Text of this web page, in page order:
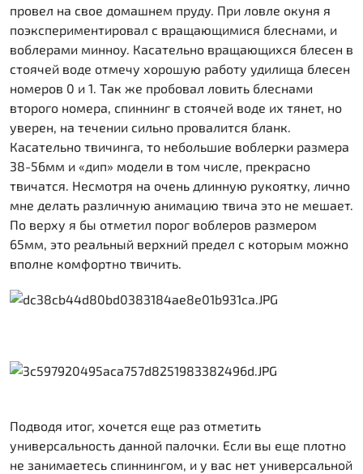
провел на свое домашнем пруду. При ловле окуня я
поэкспериментировал с вращающимися блеснами, и
воблерами минноу. Касательно вращающихся блесен в
стоячей воде отмечу хорошую работу удилища блесен
номеров 0 и 1. Так же пробовал ловить блеснами
второго номера, спиннинг в стоячей воде их тянет, но
уверен, на течении сильно провалится бланк.
Касательно твичинга, то небольшие воблерки размера
38-56мм и «дип» модели в том числе, прекрасно
твичатся. Несмотря на очень длинную рукоятку, лично
мне делать различную анимацию твича это не мешает.
По верху я бы отметил порог воблеров размером
65мм, это реальный верхний предел с которым можно
вполне комфортно твичить.
Подводя итог, хочется еще раз отметить
универсальность данной палочки. Если вы еще плотно
не занимаетесь спиннингом, и у вас нет универсальной